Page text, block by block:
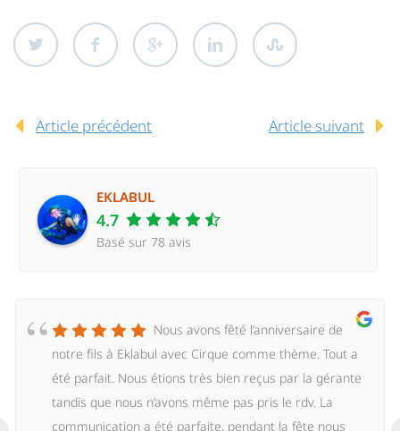
Article précédent Article suivant
EKLABUL
4.7
Basé sur 78 avis
Nous avons fêté l’anniversaire de
notre fils à Eklabul avec Cirque comme thème. Tout a
été parfait. Nous étions très bien reçus par la gérante
tandis que nous n’avons même pas pris le rdv. La
communication a été parfaite, pendant la fête nous